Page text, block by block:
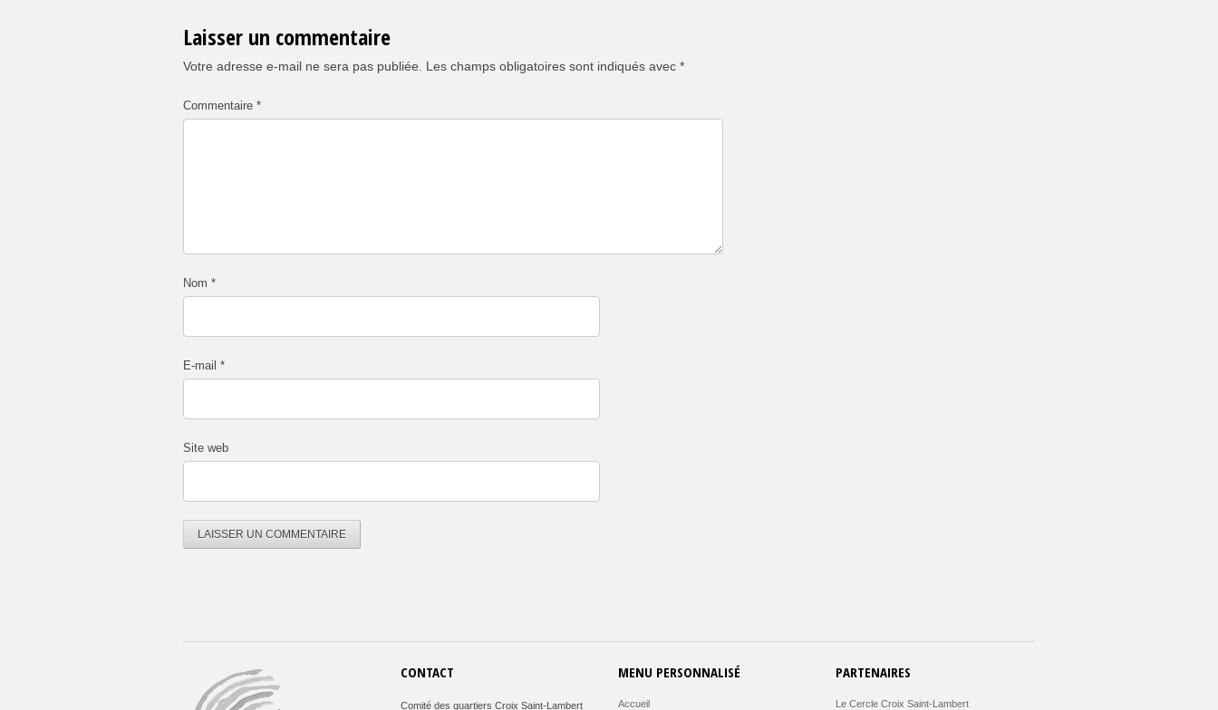
Laisser un commentaire
Votre adresse e-mail ne sera pas publiée. Les champs obligatoires sont indiqués avec *
Commentaire *
Nom *
E-mail *
Site web
CONTACT
Comité des quartiers Croix Saint-Lambert
MENU PERSONNALISÉ
Accueil
PARTENAIRES
Le Cercle Croix Saint-Lambert